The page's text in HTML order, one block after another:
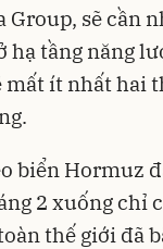
sẽ cần
hạ tầng năng
mất ít nhất hai
biển Hormuz
2 xuống chỉ
thế giới đã